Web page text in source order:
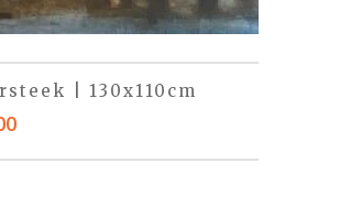
| 130x110cm